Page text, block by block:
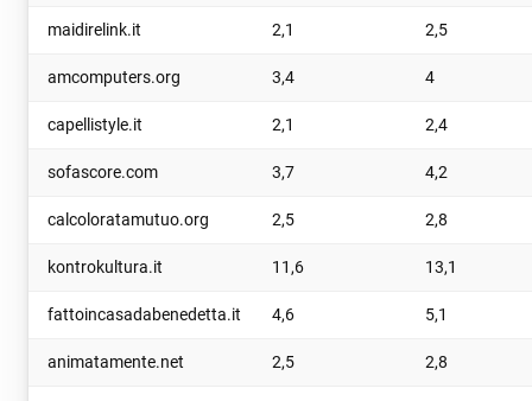
maidirelink.it 2,1 2,5
amcomputers.org 3,4 4
capellistyle.it 2,1 2,4
sofascore.com 3,7 4,2
calcoloratamutuo.org 2,5 2,8
kontrokultura.it 11,6 13,1
fattoincasadabenedetta.it 4,6 5,1
animatamente.net 2,5 2,8